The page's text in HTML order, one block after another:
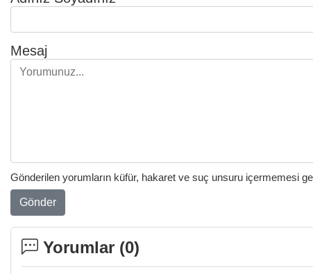
Mesaj
Gönderilen yorumların küfür, hakaret ve suç unsuru içermemesi
Gönder
Yorumlar (0)